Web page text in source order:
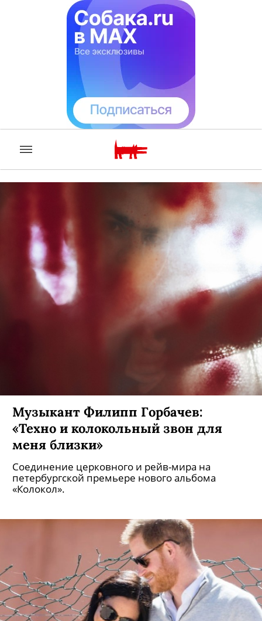
Музыкант Филипп Горбачев:
«Техно и колокольный звон для
меня близки»
Соединение церковного и рейв-мира на
петербургской премьере нового альбома
«Колокол».